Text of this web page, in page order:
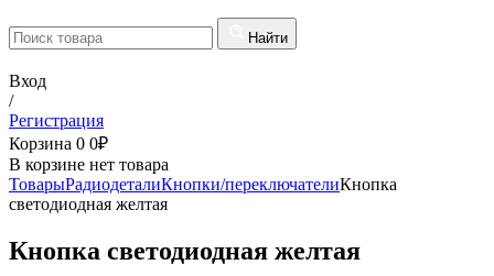
Найти
Вход
/
Регистрация
Корзина 0 0₽
В корзине нет товара
ТоварыРадиодеталиКнопки/переключателиКнопка
светодиодная желтая
Кнопка светодиодная желтая